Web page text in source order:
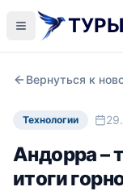
ТУРЫ
Вернуться к
Технологии
Андорра –
итоги